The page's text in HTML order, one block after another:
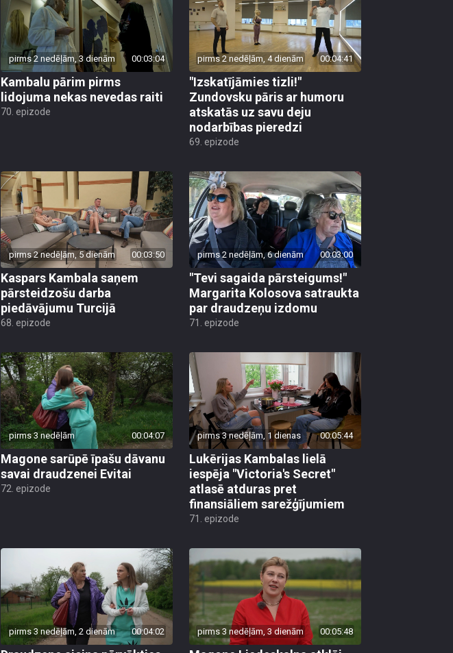
pirms 2 nedēļām, 3 dienām 00:03:04
Kambalu pārim pirms
lidojuma nekas nevedas raiti
70. epizode
pirms 2 nedēļām, 4 dienām 00:04:41
"Izskatījāmies tizli!"
Zundovsku pāris ar humoru
atskatās uz savu deju
nodarbības pieredzi
69. epizode
pirms 2 nedēļām, 5 dienām 00:03:50
Kaspars Kambala saņem
pārsteidzošu darba
piedāvājumu Turcijā
68. epizode
pirms 2 nedēļām, 6 dienām 00:03:00
"Tevi sagaida pārsteigums!"
Margarita Kolosova satraukta
par draudzeņu izdomu
71. epizode
pirms 3 nedēļām 00:04:07
Magone sarūpē īpašu dāvanu
savai draudzenei Evitai
72. epizode
pirms 3 nedēļām, 1 dienas 00:05:44
Lukērijas Kambalas lielā
iespēja "Victoria's Secret"
atlasē atduras pret
finansiāliem sarežģījumiem
71. epizode
pirms 3 nedēļām, 2 dienām 00:04:02 pirms 3 nedēļām, 3 dienām 00:05:48